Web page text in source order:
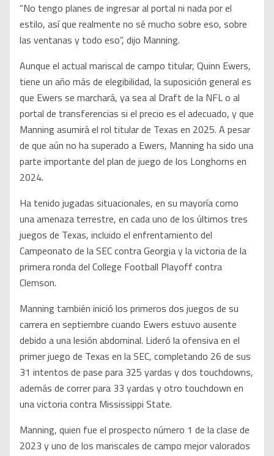
“No tengo planes de ingresar al portal ni nada por el
estilo, así que realmente no sé mucho sobre eso, sobre
las ventanas y todo eso”, dijo Manning.
Aunque el actual mariscal de campo titular, Quinn Ewers,
tiene un año más de elegibilidad, la suposición general es
que Ewers se marchará, ya sea al Draft de la NFL o al
portal de transferencias si el precio es el adecuado, y que
Manning asumirá el rol titular de Texas en 2025. A pesar
de que aún no ha superado a Ewers, Manning ha sido una
parte importante del plan de juego de los Longhorns en
2024.
Ha tenido jugadas situacionales, en su mayoría como
una amenaza terrestre, en cada uno de los últimos tres
juegos de Texas, incluido el enfrentamiento del
Campeonato de la SEC contra Georgia y la victoria de la
primera ronda del College Football Playoff contra
Clemson.
Manning también inició los primeros dos juegos de su
carrera en septiembre cuando Ewers estuvo ausente
debido a una lesión abdominal. Lideró la ofensiva en el
primer juego de Texas en la SEC, completando 26 de sus
31 intentos de pase para 325 yardas y dos touchdowns,
además de correr para 33 yardas y otro touchdown en
una victoria contra Mississippi State.
Manning, quien fue el prospecto número 1 de la clase de
2023 y uno de los mariscales de campo mejor valorados